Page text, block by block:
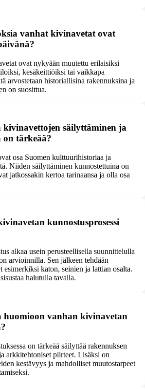
vanhat kivinavetat ovat
ovat nykyään muutettu erilaisiksi
kesäkeittiöiksi tai vaikkapa
arvostetaan historiallisina rakennuksina ja
on suosittua.
säilyttäminen ja
on tärkeää?
osa Suomen kulttuurihistoriaa ja
Niiden säilyttäminen kunnostettuina on
jatkossakin kertoa tarinaansa ja olla osa
kunnostusprosessi
alkaa usein perusteellisella suunnittelulla
arvioinnilla. Sen jälkeen tehdään
esimerkiksi katon, seinien ja lattian osalta.
halutulla tavalla.
huomioon vanhan kivinavetan
on tärkeää säilyttää rakennuksen
arkkitehtoniset piirteet. Lisäksi on
kestävyys ja mahdolliset muutostarpeet